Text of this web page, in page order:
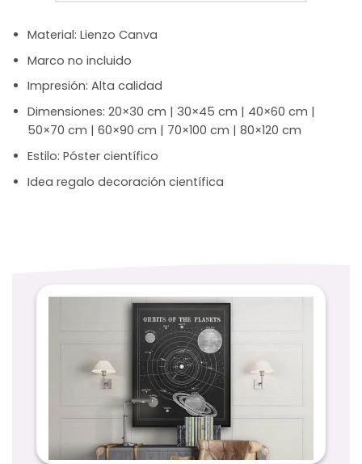
Material: Lienzo Canva
Marco no incluido
Impresión: Alta calidad
Dimensiones: 20×30 cm | 30×45 cm | 40×60 cm |
50×70 cm | 60×90 cm | 70×100 cm | 80×120 cm
Estilo: Póster científico
Idea regalo decoración científica